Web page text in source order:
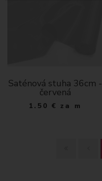
Saténová stuha 36cm -
červená
1.50 € za m